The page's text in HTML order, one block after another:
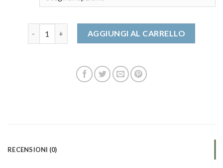
AGGIUNGI AL CARRELLO
RECENSIONI (0)